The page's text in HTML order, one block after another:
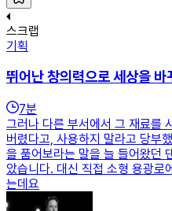
스크랩
기획
뛰어난 창의력으로 세상을
7분
그러나 다른 부서에서 그 재료를
버렸다고, 사용하지 말라고 당부
을 품어보라는 말을 늘 들어왔던
았습니다. 대신 직접 소형 용광로
는데요